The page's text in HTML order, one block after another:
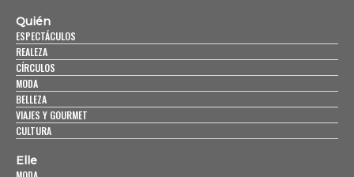
Quién
ESPECTÁCULOS
REALEZA
CÍRCULOS
MODA
BELLEZA
VIAJES Y GOURMET
CULTURA
Elle